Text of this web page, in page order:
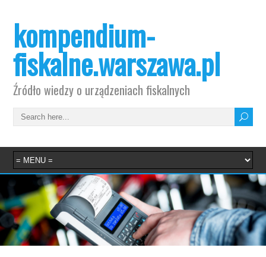
kompendium-
fiskalne.warszawa.pl
Źródło wiedzy o urządzeniach fiskalnych